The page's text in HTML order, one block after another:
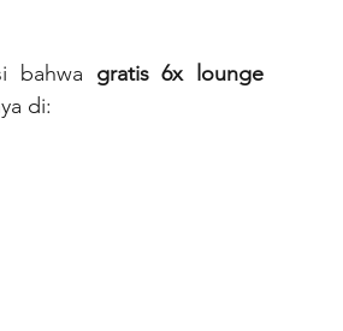
bahwa gratis 6x lounge
di: